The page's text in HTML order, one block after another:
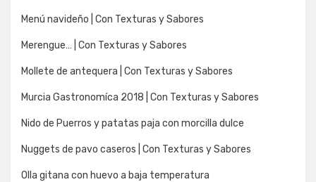
Menú navideño | Con Texturas y Sabores
Merengue… | Con Texturas y Sabores
Mollete de antequera | Con Texturas y Sabores
Murcia Gastronomíca 2018 | Con Texturas y Sabores
Nido de Puerros y patatas paja con morcilla dulce
Nuggets de pavo caseros | Con Texturas y Sabores
Olla gitana con huevo a baja temperatura